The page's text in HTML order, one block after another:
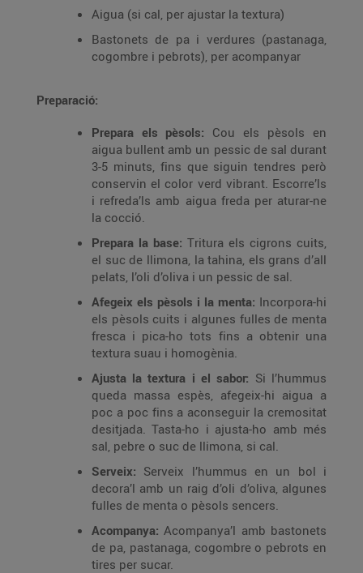
Aigua (si cal, per ajustar la textura)
Bastonets de pa i verdures (pastanaga,
cogombre i pebrots), per acompanyar
Preparació:
Prepara els pèsols: Cou els pèsols en
aigua bullent amb un pessic de sal durant
3-5 minuts, fins que siguin tendres però
conservin el color verd vibrant. Escorre’ls
i refreda’ls amb aigua freda per aturar-ne
la cocció.
Prepara la base: Tritura els cigrons cuits,
el suc de llimona, la tahina, els grans d’all
pelats, l’oli d’oliva i un pessic de sal.
Afegeix els pèsols i la menta: Incorpora-hi
els pèsols cuits i algunes fulles de menta
fresca i pica-ho tots fins a obtenir una
textura suau i homogènia.
Ajusta la textura i el sabor: Si l’hummus
queda massa espès, afegeix-hi aigua a
poc a poc fins a aconseguir la cremositat
desitjada. Tasta-ho i ajusta-ho amb més
sal, pebre o suc de llimona, si cal.
Serveix: Serveix l’hummus en un bol i
decora’l amb un raig d’oli d’oliva, algunes
fulles de menta o pèsols sencers.
Acompanya: Acompanya’l amb bastonets
de pa, pastanaga, cogombre o pebrots en
tires per sucar.